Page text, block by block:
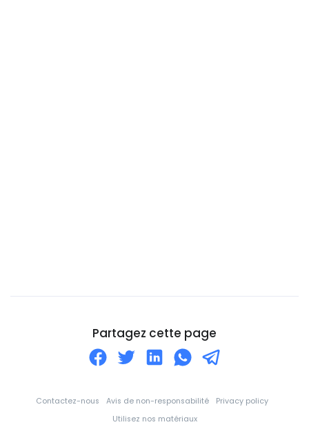
Croatie
Partagez cette page
Contactez-nous Avis de non-responsabilité
Privacy policy
Utilisez nos matériaux